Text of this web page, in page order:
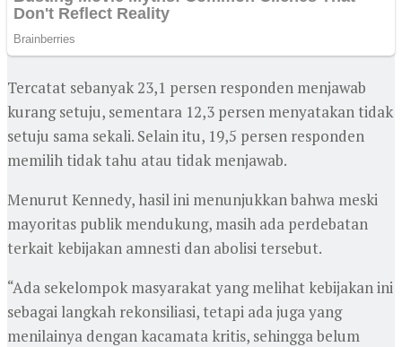
Tercatat sebanyak 23,1 persen responden menjawab
kurang setuju, sementara 12,3 persen menyatakan tidak
setuju sama sekali. Selain itu, 19,5 persen responden
memilih tidak tahu atau tidak menjawab.
Menurut Kennedy, hasil ini menunjukkan bahwa meski
mayoritas publik mendukung, masih ada perdebatan
terkait kebijakan amnesti dan abolisi tersebut.
“Ada sekelompok masyarakat yang melihat kebijakan ini
sebagai langkah rekonsiliasi, tetapi ada juga yang
menilainya dengan kacamata kritis, sehingga belum